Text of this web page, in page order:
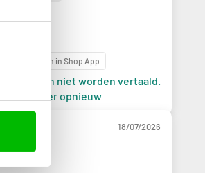
geschreven in Shop App
kon niet worden vertaald.
het later opnieuw
18/07/2026
P.